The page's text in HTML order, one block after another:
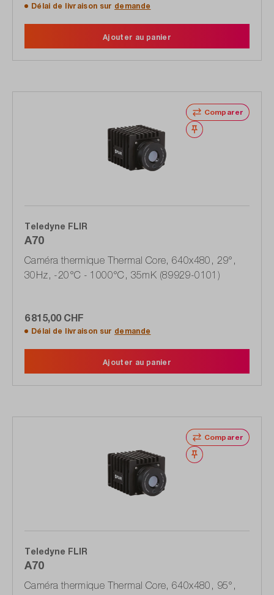
Délai de livraison sur demande
Ajouter au panier
Comparer
Noter
Teledyne FLIR
A70
Caméra thermique Thermal Core, 640x480, 29°,
30Hz, -20°C - 1000°C, 35mK (89929-0101)
6 815,00 CHF
Délai de livraison sur demande
Ajouter au panier
Comparer
Noter
Teledyne FLIR
A70
Caméra thermique Thermal Core, 640x480, 95°,